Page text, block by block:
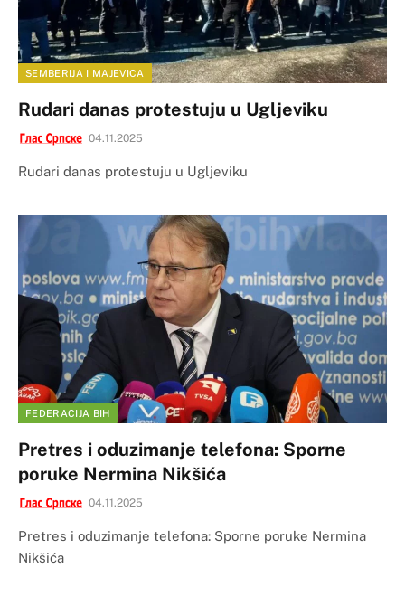
SEMBERIJA I MAJEVICA
Rudari danas protestuju u Ugljeviku
04.11.2025
Rudari danas protestuju u Ugljeviku
FEDERACIJA BIH
Pretres i oduzimanje telefona: Sporne
poruke Nermina Nikšića
04.11.2025
Pretres i oduzimanje telefona: Sporne poruke Nermina
Nikšića